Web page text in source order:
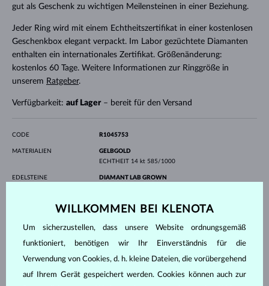
gut als Geschenk zu wichtigen Meilensteinen in einer Beziehung.
Jeder Ring wird mit einem Echtheitszertifikat in einer kostenlosen
Geschenkbox elegant verpackt. Im Labor gezüchtete Diamanten
enthalten ein internationales Zertifikat. Größenänderung:
kostenlos 60 Tage. Weitere Informationen zur Ringgröße in
unserem Ratgeber.
Verfügbarkeit: auf Lager– bereit für den Versand
CODE R1045753
MATERIALIEN
GELBGOLD
ECHTHEIT 14 kt 585/1000
EDELSTEINE
DIAMANT LAB GROWN
REINHEIT VS
DURCHMESSER7.4 mm
GEWICHT
1.500 ct
BREITE 1.90 mm
GEWICHT 3.45 g
WILLKOMMEN BEI KLENOTA
Um sicherzustellen, dass unsere Website ordnungsgemäß
funktioniert, benötigen wir Ihr Einverständnis für die
Verwendung von Cookies, d. h. kleine Dateien, die vorübergehend
auf Ihrem Gerät gespeichert werden. Cookies können auch zur